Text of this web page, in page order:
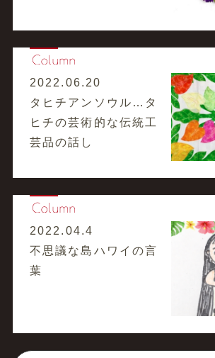
2022.06.20
タヒチアンソウル…タ
ヒチの芸術的な伝統工
芸品の話し
2022.04.4
不思議な島ハワイの言
葉